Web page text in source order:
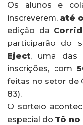
Os alunos e
inscreverem, até
edição da
participarão do
Eject, uma das
inscrições, com
feitas no setor de
83).
O sorteio
especial do Tô no